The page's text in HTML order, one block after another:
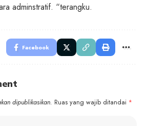
adminstratif. “terangku.
Facebook
dipublikasikan. Ruas yang wajib ditandai *